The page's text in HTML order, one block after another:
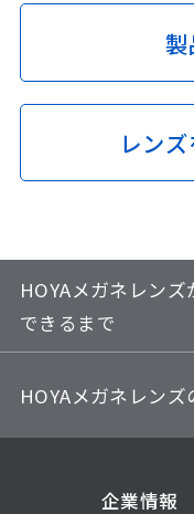
レン
HOYAメガネレンズ
できるまで
HOYAメガネレンズ
企業情報